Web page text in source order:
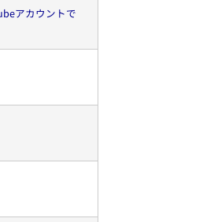
アカウントで